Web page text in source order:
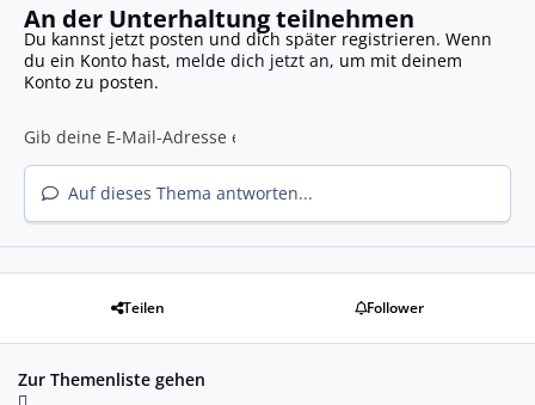
An der Unterhaltung teilnehmen
Du kannst jetzt posten und dich später registrieren. Wenn
du ein Konto hast, melde dich jetzt an, um mit deinem
Konto zu posten.
Auf dieses Thema antworten...
Teilen Follower
Zur Themenliste gehen